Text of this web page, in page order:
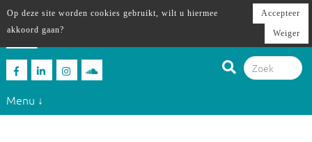
Menu ↓
Op deze site worden cookies gebruikt, wilt u hiermee
akkoord gaan?
Accepteer
Weiger